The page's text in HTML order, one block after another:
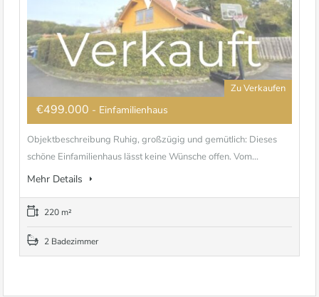
Zu Verkaufen
€499.000 - Einfamilienhaus
Objektbeschreibung Ruhig, großzügig und gemütlich: Dieses
schöne Einfamilienhaus lässt keine Wünsche offen. Vom...
Mehr Details
220 m²
2 Badezimmer